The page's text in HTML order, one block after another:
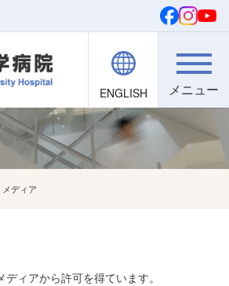
ご寄付
ENGLISH 検索
院内職員向け
文字・背景
ディア
ィアから許可を得ています。